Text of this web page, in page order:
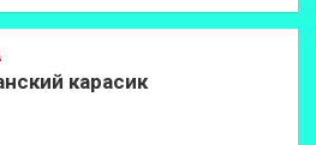
карасик